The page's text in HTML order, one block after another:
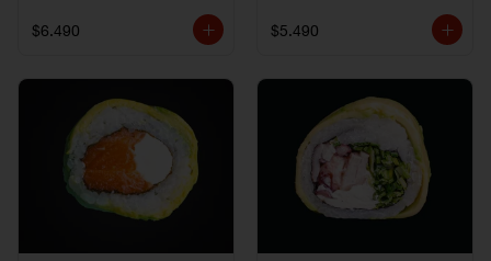
$6.490 $5.490